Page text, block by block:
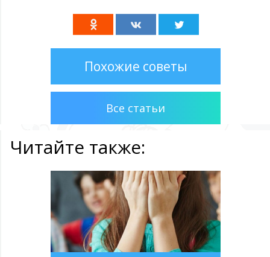
Похожие советы
Все статьи
Читайте также: